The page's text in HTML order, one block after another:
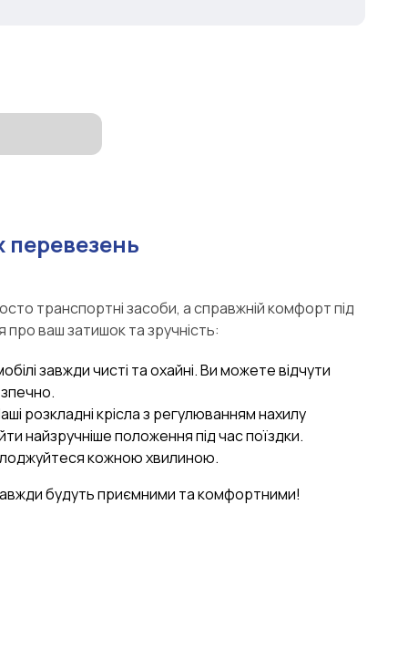
транспортні засоби, а справжній комфорт під
про ваш затишок та зручність:
завжди чисті та охайні. Ви можете відчути
розкладні крісла з регулюванням нахилу
найзручніше положення під час поїздки.
кожною хвилиною.
будуть приємними та комфортними!